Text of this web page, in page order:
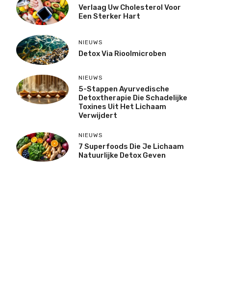
Verlaag Uw Cholesterol Voor
Een Sterker Hart
NIEUWS
Detox Via Rioolmicroben
NIEUWS
5-Stappen Ayurvedische
Detoxtherapie Die Schadelijke
Toxines Uit Het Lichaam
Verwijdert
NIEUWS
7 Superfoods Die Je Lichaam
Natuurlijke Detox Geven